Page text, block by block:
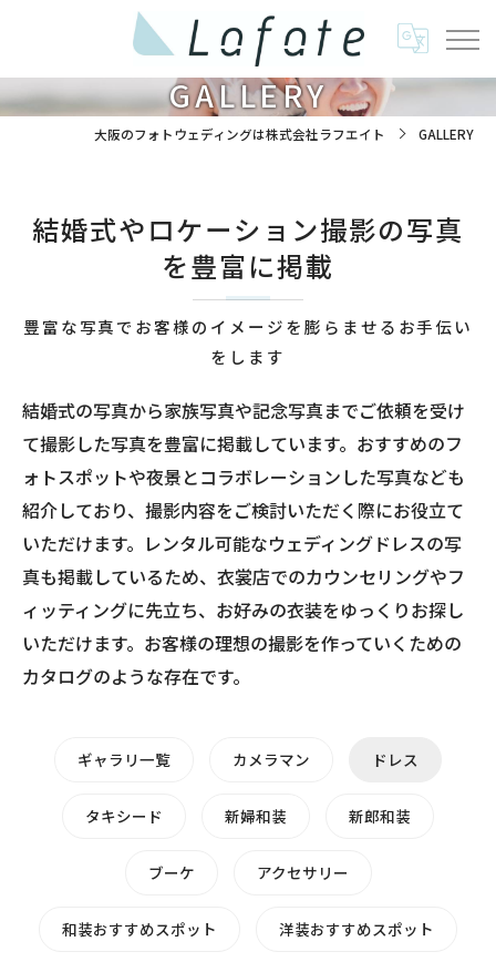
GALLERY
大阪のフォトウェディングは株式会社ラフエイト GALLERY
結婚式やロケーション撮影の写真
を豊富に掲載
豊富な写真でお客様のイメージを膨らませるお手伝い
をします
結婚式の写真から家族写真や記念写真までご依頼を受け
て撮影した写真を豊富に掲載しています。おすすめのフ
ォトスポットや夜景とコラボレーションした写真なども
紹介しており、撮影内容をご検討いただく際にお役立て
いただけます。レンタル可能なウェディングドレスの写
真も掲載しているため、衣裳店でのカウンセリングやフ
ィッティングに先立ち、お好みの衣装をゆっくりお探し
いただけます。お客様の理想の撮影を作っていくための
カタログのような存在です。
ギャラリ一覧 カメラマン ドレス
タキシード 新婦和装 新郎和装
ブーケ アクセサリー
和装おすすめスポット 洋装おすすめスポット